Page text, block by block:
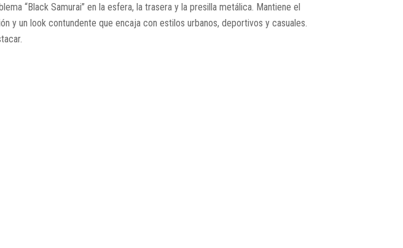
“Black Samurai” en la esfera, la trasera y la presilla metálica. Mantiene el
y un look contundente que encaja con estilos urbanos, deportivos y casuales.